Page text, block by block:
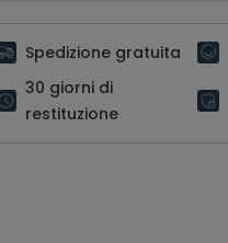
Spedizione gratuita
30 giorni di
restituzione